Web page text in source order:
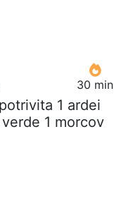
30 min
1 ardei
1 morcov